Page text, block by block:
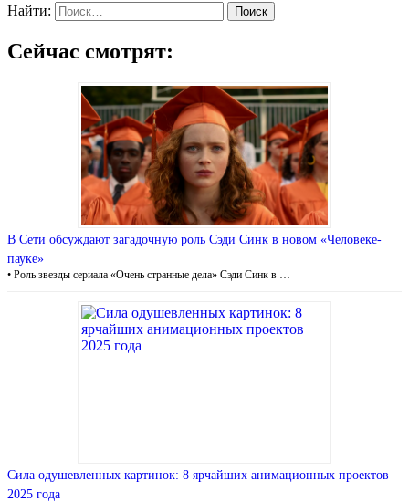
Найти:
Сейчас смотрят:
В Сети обсуждают загадочную роль Сэди Синк в новом «Человеке-
пауке»
• Роль звезды сериала «Очень странные дела» Сэди Синк в …
Сила одушевленных картинок: 8 ярчайших анимационных проектов
2025 года